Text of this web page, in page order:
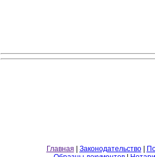
Главная Законодательство|